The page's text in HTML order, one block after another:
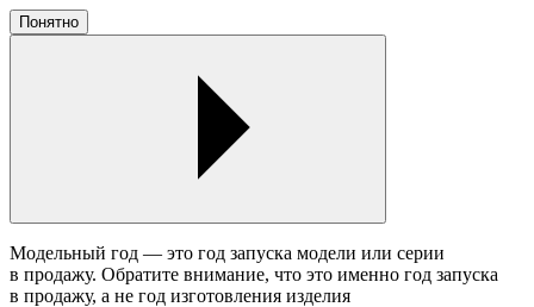
Понятно
Модельный год — это год запуска модели или серии
в продажу. Обратите внимание, что это именно год запуска
в продажу, а не год изготовления изделия